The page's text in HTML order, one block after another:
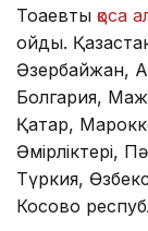
Тоқаевты қоса
қойды.
Әзербайжан,
Болгария,
Қатар,
Әмірліктері,
Түркия,
Косово